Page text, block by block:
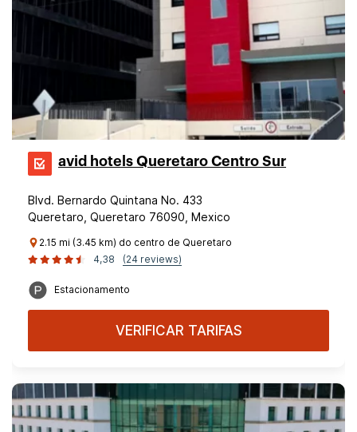
avid hotels Queretaro Centro Sur
Blvd. Bernardo Quintana No. 433
Queretaro, Queretaro 76090, Mexico
2.15 mi (3.45 km) do centro de Queretaro
4,38
(24 reviews)
Estacionamento
VERIFICAR TARIFAS